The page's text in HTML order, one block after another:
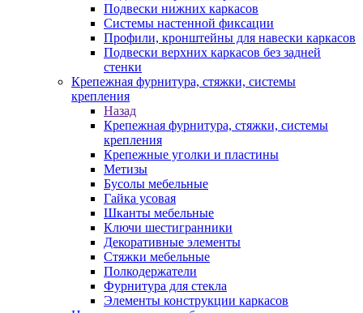
Подвески нижних каркасов
Системы настенной фиксации
Профили, кронштейны для навески каркасов
Подвески верхних каркасов без задней
стенки
Крепежная фурнитура, стяжки, системы
крепления
Назад
Крепежная фурнитура, стяжки, системы
крепления
Крепежные уголки и пластины
Метизы
Бусолы мебельные
Гайка усовая
Шканты мебельные
Ключи шестигранники
Декоративные элементы
Стяжки мебельные
Полкодержатели
Фурнитура для стекла
Элементы конструкции каркасов